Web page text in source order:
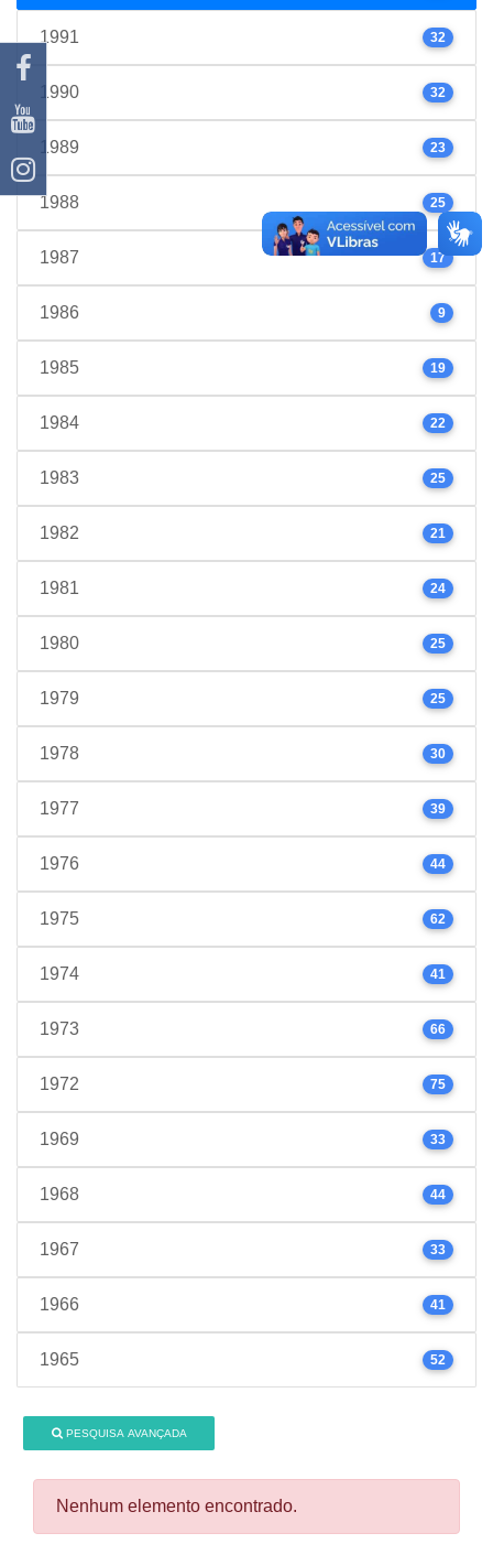
1991 32
1990 32
1989 23
1988 25
1987 17
1986 9
1985 19
1984 22
1983 25
1982 21
1981 24
1980 25
1979 25
1978 30
1977 39
1976 44
1975 62
1974 41
1973 66
1972 75
1969 33
1968 44
1967 33
1966 41
1965 52
PESQUISA AVANÇADA
Nenhum elemento encontrado.